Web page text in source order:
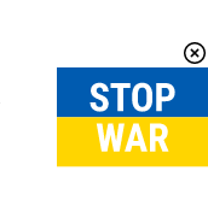
Вгору↑